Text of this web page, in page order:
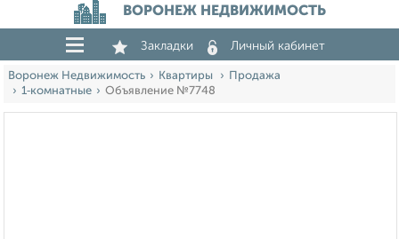
ВОРОНЕЖ НЕДВИЖИМОСТЬ
Закладки Личный кабинет
Воронеж Недвижимость Квартиры
Продажа
1‑комнатные
Объявление №7748